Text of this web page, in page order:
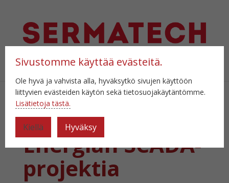
Valitse sivu
Rauman
Energian SCADA-
projektia
Sivustomme käyttää evästeitä.
Ole hyvä ja vahvista alla, hyväksytkö sivujen käyttöön
liittyvien evästeiden käytön sekä tietosuojakäytäntömme.
Lisätietoja tästä.
Kiellä Hyväksy